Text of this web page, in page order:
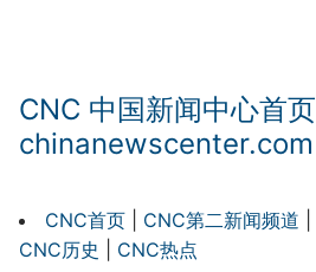
CNC 中国新闻中心首页
chinanewscenter.com
CNC首页 CNC第二新闻频道
CNC历史
CNC热点